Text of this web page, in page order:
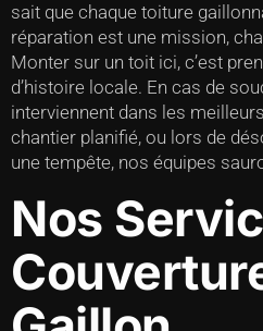
sait que chaque toiture
réparation est une mission,
Monter sur un toit ici, c’est
d’histoire locale. En cas de
interviennent dans les
chantier planifié, ou lors de
une tempête, nos équipes
Nos